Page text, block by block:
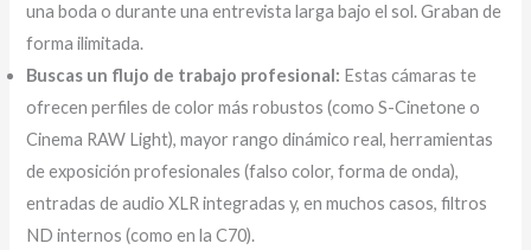
una boda o durante una entrevista larga bajo el sol. Graban de
forma ilimitada.
Buscas un flujo de trabajo profesional: Estas cámaras te
ofrecen perfiles de color más robustos (como S-Cinetone o
Cinema RAW Light), mayor rango dinámico real, herramientas
de exposición profesionales (falso color, forma de onda),
entradas de audio XLR integradas y, en muchos casos, filtros
ND internos (como en la C70).